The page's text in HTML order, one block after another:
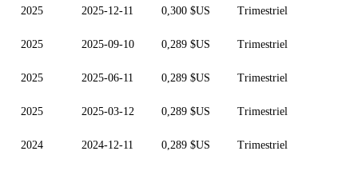
2025 2025-12-11 0,300 $US Trimestriel
2025 2025-09-10 0,289 $US Trimestriel
2025 2025-06-11 0,289 $US Trimestriel
2025 2025-03-12 0,289 $US Trimestriel
2024 2024-12-11 0,289 $US Trimestriel